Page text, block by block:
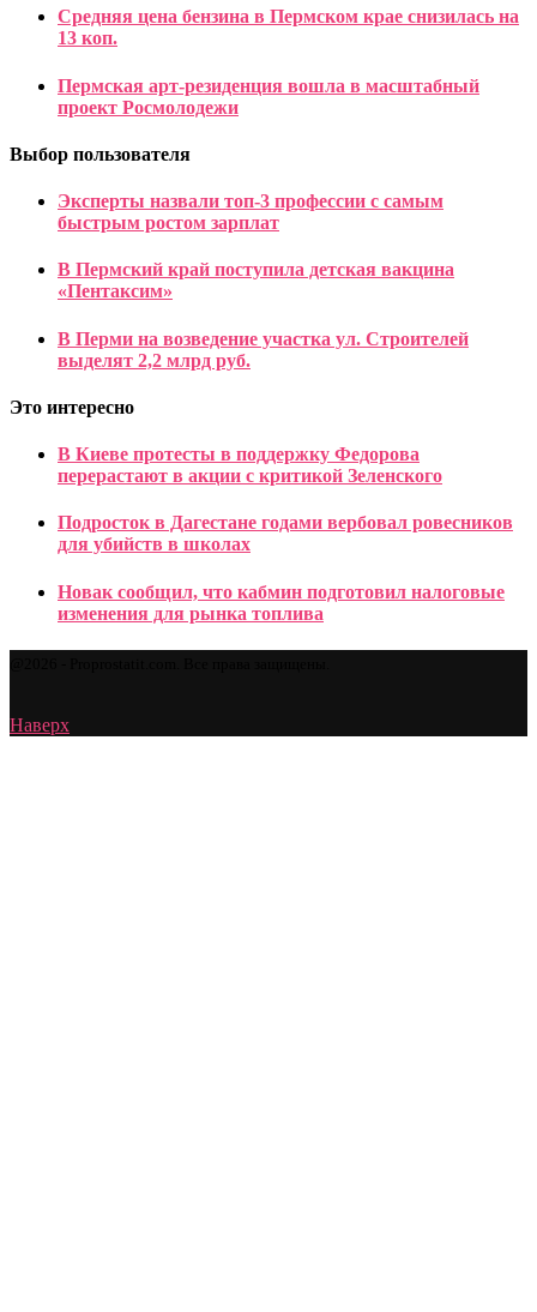
Средняя цена бензина в Пермском крае снизилась на
13 коп.
Пермская арт-резиденция вошла в масштабный
проект Росмолодежи
Выбор пользователя
Эксперты назвали топ-3 профессии с самым
быстрым ростом зарплат
В Пермский край поступила детская вакцина
«Пентаксим»
В Перми на возведение участка ул. Строителей
выделят 2,2 млрд руб.
Это интересно
В Киеве протесты в поддержку Федорова
перерастают в акции с критикой Зеленского
Подросток в Дагестане годами вербовал ровесников
для убийств в школах
Новак сообщил, что кабмин подготовил налоговые
изменения для рынка топлива
Наверх